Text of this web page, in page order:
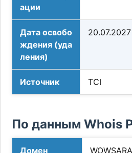
ации
Дата освобо
ждения (уда
ления)
20.07.2027
Источник TCI
По данным Whois
Домен